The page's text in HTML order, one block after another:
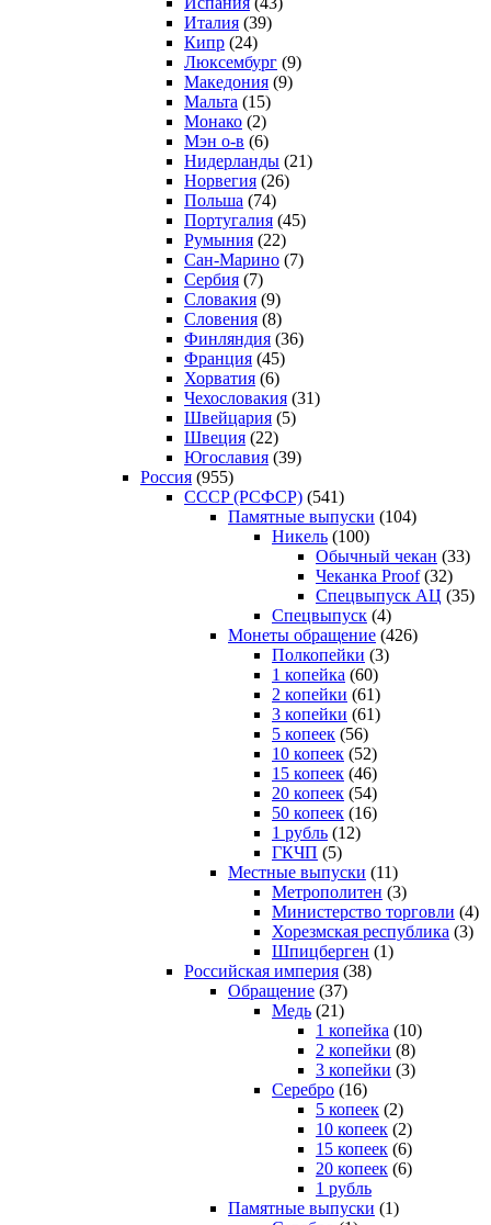
Италия (39)
Кипр (24)
Люксембург (9)
Македония (9)
Мальта (15)
Монако (2)
Мэн о-в (6)
Нидерланды (21)
Норвегия (26)
Польша (74)
Португалия (45)
Румыния (22)
Сан-Марино (7)
Сербия (7)
Словакия (9)
Словения (8)
Финляндия (36)
Франция (45)
Хорватия (6)
Чехословакия (31)
Швейцария (5)
Швеция (22)
Югославия (39)
Россия (955)
CCCP (РСФСР) (541)
Памятные выпуски (104)
Никель (100)
Обычный чекан (33)
Чеканка Proof(32)
Спецвыпуск АЦ (35)
Спецвыпуск (4)
Монеты обращение (426)
Полкопейки (3)
1 копейка (60)
2 копейки (61)
3 копейки (61)
5 копеек (56)
10 копеек (52)
15 копеек (46)
20 копеек (54)
50 копеек (16)
1 рубль (12)
ГКЧП (5)
Местные выпуски (11)
Метрополитен (3)
Министерство торговли (4)
Хорезмская республика (3)
Шпицберген (1)
Российская империя (38)
Обращение (37)
Медь (21)
1 копейка (10)
2 копейки (8)
3 копейки (3)
Серебро (16)
5 копеек (2)
10 копеек (2)
15 копеек (6)
20 копеек (6)
1 рубль
Памятные выпуски (1)